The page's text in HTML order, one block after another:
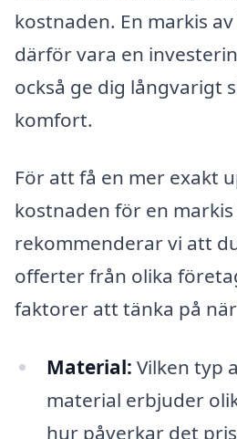
kostnaden. En markis
därför vara en
också ge dig långvarigt
komfort.
För att få en mer exakt
kostnaden för en markis
rekommenderar vi att
offerter från olika
faktorer att tänka på
Material: Vilken typ
material erbjuder
hur påverkar det